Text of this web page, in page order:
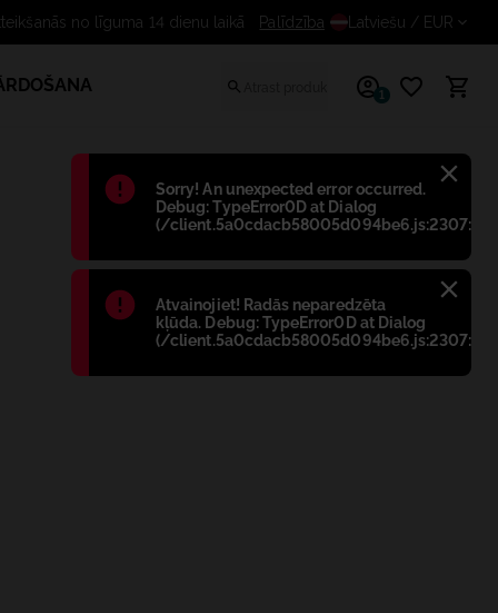
Błąd:
Sorry! An unexpected error occurred.
Debug: TypeError0D at Dialog
(/
Błąd:
Atvainojiet! Radās neparedzēta
kļūda. Debug: TypeError0D at Dialog
(/
Bezmaksas atteikšanās no līguma 14 dienu laikā
Palīdzība Latviešu / EUR
1